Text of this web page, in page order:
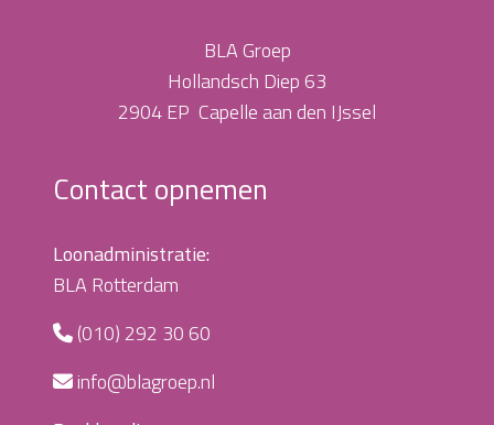
BLA Groep
Hollandsch Diep 63
2904 EP Capelle aan den IJssel
Contact opnemen
Loonadministratie:
BLA Rotterdam
(010) 292 30 60
info@blagroep.nl